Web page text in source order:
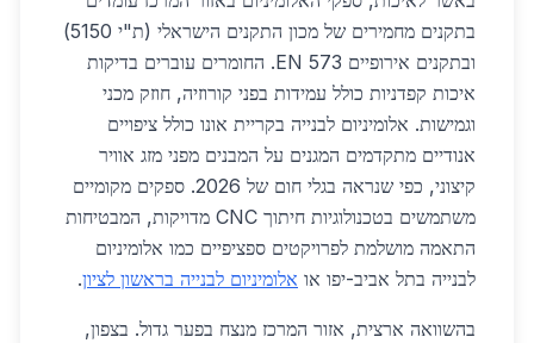
בתקנים מחמירים של מכון התקנים הישראלי (ת"י 5150)
ובתקנים אירופיים EN 573. החומרים עוברים בדיקות
איכות קפדניות כולל עמידות בפני קורוזיה, חוזק מכני
וגמישות. אלומיניום לבנייה בקריית אונו כולל ציפויים
אנודיים מתקדמים המגנים על המבנים מפני מזג אוויר
קיצוני, כפי שנראה בגלי חום של 2026. ספקים מקומיים
משתמשים בטכנולוגיות חיתוך CNC מדויקות, המבטיחות
התאמה מושלמת לפרויקטים ספציפיים כמו אלומיניום
לבנייה בתל אביב-יפו או אלומיניום לבנייה בראשון לציון.
בהשוואה ארצית, אזור המרכז מנצח בפער גדול. בצפון,